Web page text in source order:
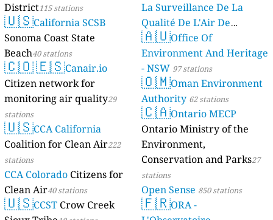
District115 stations
🇺🇸California SCSB
Sonoma Coast State
Beach40 stations
🇨🇴🇪🇸Canair.io
Citizen network for
monitoring air quality29
stations
🇺🇸CCA California
Coalition for Clean Air222
stations
CCA Colorado Citizens for
Clean Air40 stations
🇺🇸CCST Crow Creek
La Surveillance De La
Qualité De L'Air De
Mayotte 4 stations
🇦🇺Office Of
Environment And Heritage
- NSW 97 stations
🇴🇲Oman Environment
Authority 62 stations
🇨🇦Ontario MECP
Ontario Ministry of the
Environment,
Conservation and Parks27
stations
Open Sense 850 stations
🇫🇷ORA -